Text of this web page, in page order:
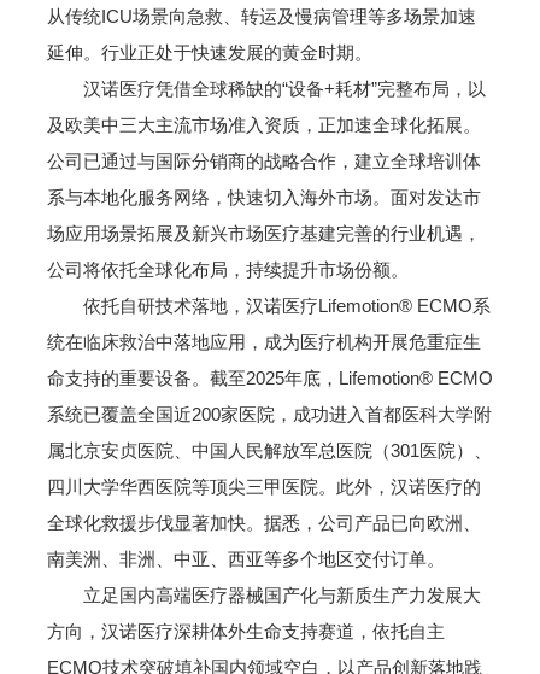
从传统ICU场景向急救、转运及慢病管理等多场景加速
延伸。行业正处于快速发展的黄金时期。
汉诺医疗凭借全球稀缺的“设备+耗材”完整布局，以
及欧美中三大主流市场准入资质，正加速全球化拓展。
公司已通过与国际分销商的战略合作，建立全球培训体
系与本地化服务网络，快速切入海外市场。面对发达市
场应用场景拓展及新兴市场医疗基建完善的行业机遇，
公司将依托全球化布局，持续提升市场份额。
依托自研技术落地，汉诺医疗Lifemotion® ECMO系
统在临床救治中落地应用，成为医疗机构开展危重症生
命支持的重要设备。截至2025年底，Lifemotion® ECMO
系统已覆盖全国近200家医院，成功进入首都医科大学附
属北京安贞医院、中国人民解放军总医院（301医院）、
四川大学华西医院等顶尖三甲医院。此外，汉诺医疗的
全球化救援步伐显著加快。据悉，公司产品已向欧洲、
南美洲、非洲、中亚、西亚等多个地区交付订单。
立足国内高端医疗器械国产化与新质生产力发展大
方向，汉诺医疗深耕体外生命支持赛道，依托自主
ECMO技术突破填补国内领域空白，以产品创新落地践